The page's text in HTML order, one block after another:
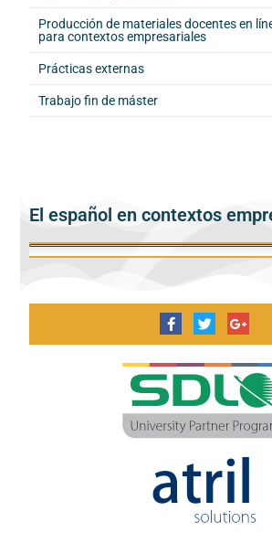
Producción de materiales docentes en
para contextos empresariales
Prácticas externas
Trabajo fin de máster
El español en contextos